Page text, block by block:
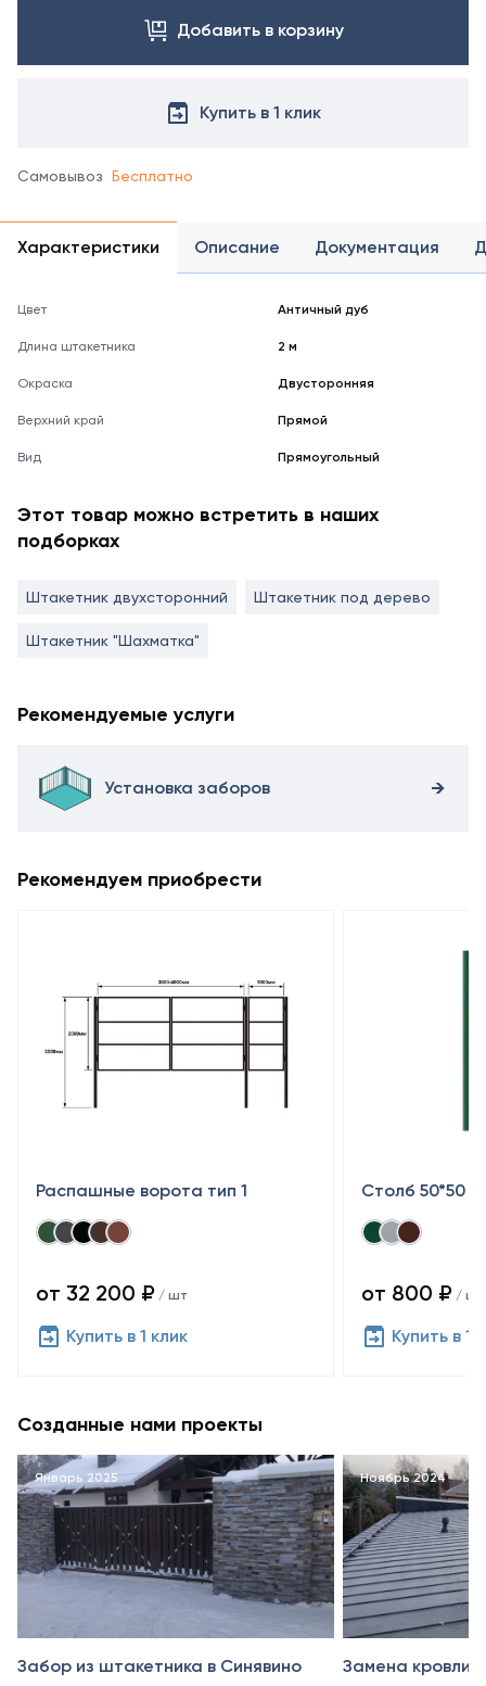
Добавить в корзину
Купить в 1 клик
Самовывоз Бесплатно
Характеристики Описание Документация
Цвет Античный дуб
Длина штакетника 2 м
Окраска Двусторонняя
Верхний край Прямой
Вид Прямоугольный
Этот товар можно встретить в наших
подборках
Штакетник двухсторонний Штакетник под дерево
Штакетник "Шахматка"
Рекомендуемые услуги
Установка заборов
Рекомендуем приобрести
Распашные ворота тип 1
от 32 200 ₽ / шт
Купить в 1 клик
Столб 50*50
от 800 ₽ / шт
Купить в 1
Созданные нами проекты
Январь 2025
Забор из штакетника в Синявино
Ноябрь 2024
Замена кровли